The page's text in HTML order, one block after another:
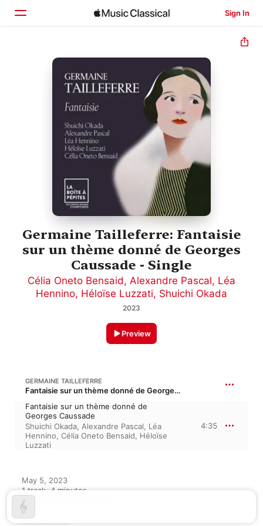
Sign In
Home
Browse
Search
Germaine Tailleferre: Fantaisie
sur un thème donné de Georges
Caussade - Single
Célia Oneto Bensaid, Alexandre Pascal, Léa
Hennino, Héloïse Luzzati, Shuichi Okada
2023
Preview
GERMAINE TAILLEFERRE
Fantaisie sur un thème donné de Georges Caussade
Fantaisie sur un thème donné de
Georges Caussade
Shuichi Okada, Alexandre Pascal, Léa
Hennino, Célia Oneto Bensaid, Héloïse
Luzzati
4:35
May 5, 2023
1 track, 4 minutes
℗ 2022 La Boite à Pépites
RECORD LABEL